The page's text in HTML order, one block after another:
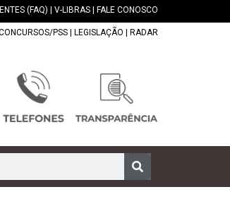
(FAQ) V-LIBRAS FALE CONOSCO
PSS LEGISLAÇÃO RADAR